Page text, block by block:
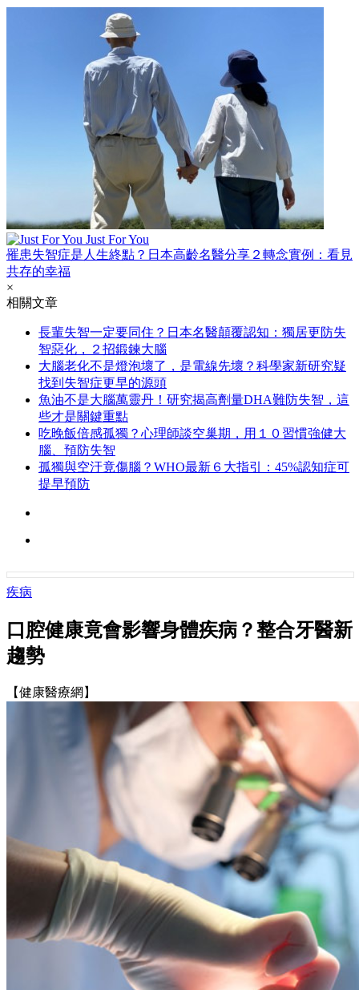
Just For You
罹患失智症是人生終點？日本高齡名醫分享２轉念實例：看見
共存的幸福
×
相關文章
長輩失智一定要同住？日本名醫顛覆認知：獨居更防失
智惡化，２招鍛鍊大腦
大腦老化不是燈泡壞了，是電線先壞？科學家新研究疑
找到失智症更早的源頭
魚油不是大腦萬靈丹！研究揭高劑量DHA難防失智，這
些才是關鍵重點
吃晚飯倍感孤獨？心理師談空巢期，用１０習慣強健大
腦、預防失智
孤獨與空汙竟傷腦？WHO最新６大指引：45%認知症可
提早預防
疾病
口腔健康竟會影響身體疾病？整合牙醫新
趨勢
【健康醫療網】